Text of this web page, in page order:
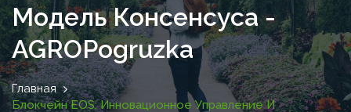
Модель Консенсуса -
AGROPogruzka
Главная
Блокчейн EOS: Инновационное Управление И